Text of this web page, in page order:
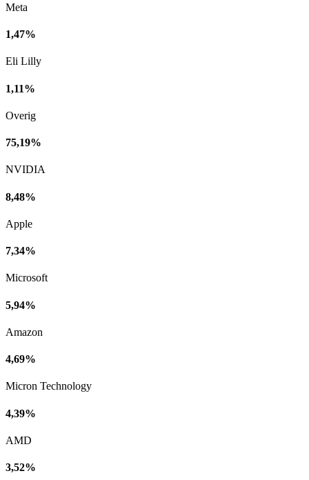
Meta
1,47%
Eli Lilly
1,11%
Overig
75,19%
NVIDIA
8,48%
Apple
7,34%
Microsoft
5,94%
Amazon
4,69%
Micron Technology
4,39%
AMD
3,52%